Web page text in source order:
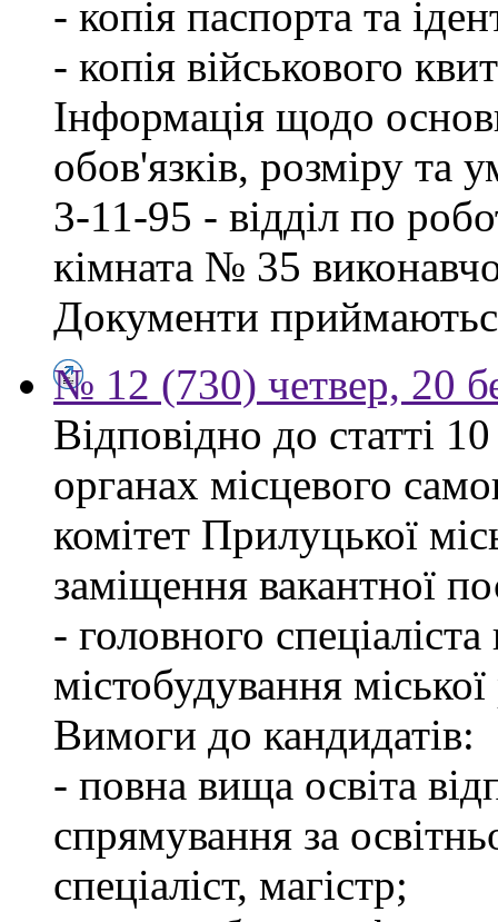
- копія паспорта та
- копія військового
Інформація щодо
обов'язків, розміру та
3-11-95 - відділ по
кімната № 35
Документи
№ 12 (730) четвер, 20
Відповідно до статті
органах місцевого
комітет Прилуцької
заміщення вакантної
- головного
містобудування
Вимоги до кандидатів:
- повна вища освіта
спрямування за
спеціаліст, магістр;